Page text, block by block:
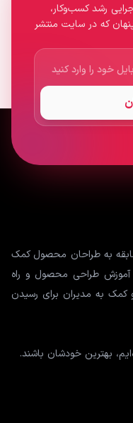
رشد کسب‌وکار،
که در سایت منتشر
با بیش از 9 سال سابقه به طراحان محصول کمک
آموزش طراحی محصول و راه
و کمک به مدیران برای رسیدن
بهترین خودشان باشند.